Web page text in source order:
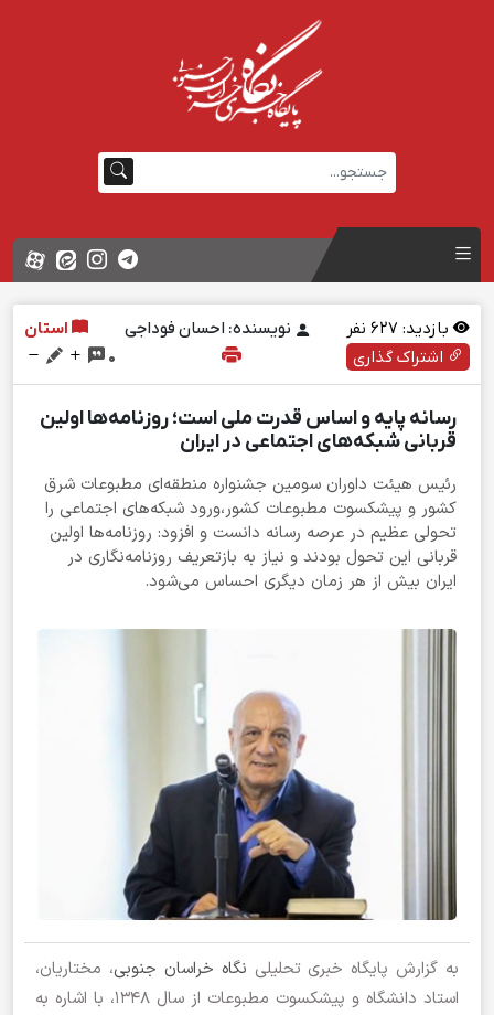
بازدید: نفر نویسنده: احسان فوداجی
استان
اشتراک گذاری
0
رسانه پایه و اساس قدرت ملی است؛ روزنامه‌ها اولین
قربانی شبکه‌های اجتماعی در ایران
رئیس هیئت داوران سومین جشنواره منطقه‌ای مطبوعات شرق
کشور و پیشکسوت مطبوعات کشور،ورود شبکه‌های اجتماعی را
تحولی عظیم در عرصه رسانه دانست و افزود: روزنامه‌ها اولین
قربانی این تحول بودند و نیاز به بازتعریف روزنامه‌نگاری در
ایران بیش از هر زمان دیگری احساس می‌شود.
به گزارش پایگاه خبری تحلیلی نگاه خراسان جنوبی، مختاریان،
استاد دانشگاه و پیشکسوت مطبوعات از سال ۱۳۴۸، با اشاره به